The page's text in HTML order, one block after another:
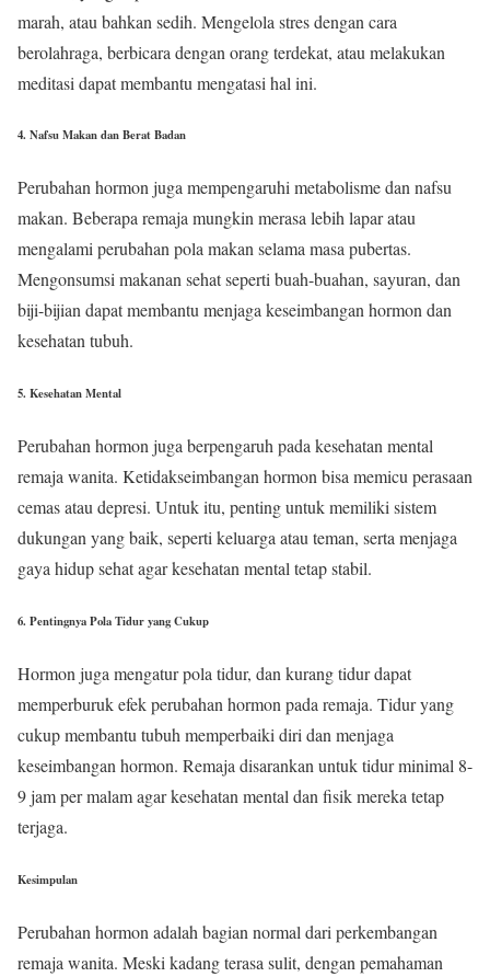
marah, atau bahkan sedih. Mengelola stres dengan cara
berolahraga, berbicara dengan orang terdekat, atau melakukan
meditasi dapat membantu mengatasi hal ini.
4. Nafsu Makan dan Berat Badan
Perubahan hormon juga mempengaruhi metabolisme dan nafsu
makan. Beberapa remaja mungkin merasa lebih lapar atau
mengalami perubahan pola makan selama masa pubertas.
Mengonsumsi makanan sehat seperti buah-buahan, sayuran, dan
biji-bijian dapat membantu menjaga keseimbangan hormon dan
kesehatan tubuh.
5. Kesehatan Mental
Perubahan hormon juga berpengaruh pada kesehatan mental
remaja wanita. Ketidakseimbangan hormon bisa memicu perasaan
cemas atau depresi. Untuk itu, penting untuk memiliki sistem
dukungan yang baik, seperti keluarga atau teman, serta menjaga
gaya hidup sehat agar kesehatan mental tetap stabil.
6. Pentingnya Pola Tidur yang Cukup
Hormon juga mengatur pola tidur, dan kurang tidur dapat
memperburuk efek perubahan hormon pada remaja. Tidur yang
cukup membantu tubuh memperbaiki diri dan menjaga
keseimbangan hormon. Remaja disarankan untuk tidur minimal 8-
9 jam per malam agar kesehatan mental dan fisik mereka tetap
terjaga.
Kesimpulan
Perubahan hormon adalah bagian normal dari perkembangan
remaja wanita. Meski kadang terasa sulit, dengan pemahaman